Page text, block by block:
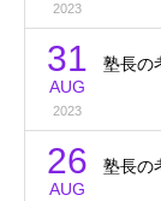
2023
31
AUG
2023
塾長の
26
AUG
塾長の